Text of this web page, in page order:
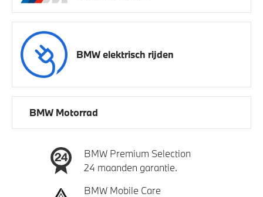
BMW elektrisch rijden
BMW Motorrad
BMW Premium Selection
24 maanden garantie.
BMW Mobile Care